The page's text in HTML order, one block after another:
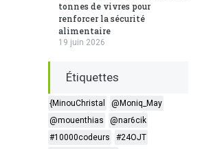
tonnes de vivres pour
renforcer la sécurité
alimentaire
19 juin 2026
Étiquettes
{MinouChristal
@Moniq_May
@mouenthias
@nar6cik
#10000codeurs
#24OJT